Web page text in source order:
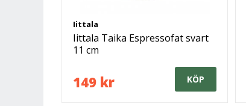
Iittala
Iittala Taika Espressofat svart
11 cm
149 kr KÖP